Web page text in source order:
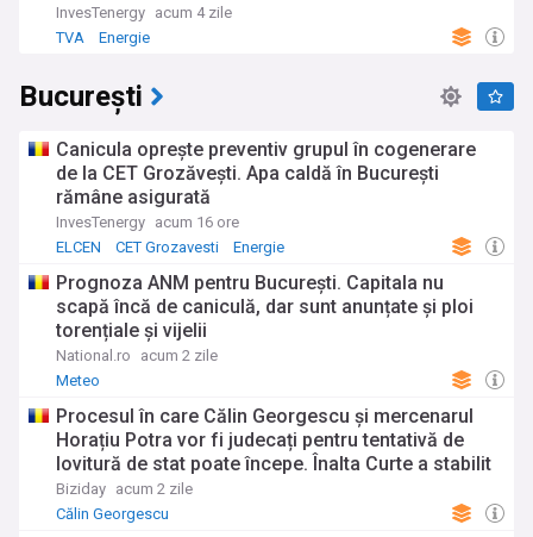
InvesTenergy acum 4 zile
TVA
Energie
București
Canicula oprește preventiv grupul în cogenerare
de la CET Grozăvești. Apa caldă în București
rămâne asigurată
InvesTenergy acum 16 ore
ELCEN
CET Grozavesti Energie
Prognoza ANM pentru București. Capitala nu
scapă încă de caniculă, dar sunt anunțate și ploi
torențiale și vijelii
National.ro
acum 2 zile
Meteo
Procesul în care Călin Georgescu și mercenarul
Horațiu Potra vor fi judecați pentru tentativă de
lovitură de stat poate începe. Înalta Curte a stabilit
definitiv că rechizitoriul a fost întocmit legal și a
dispus începerea procesului pe fond.
Biziday acum 2 zile
Călin Georgescu